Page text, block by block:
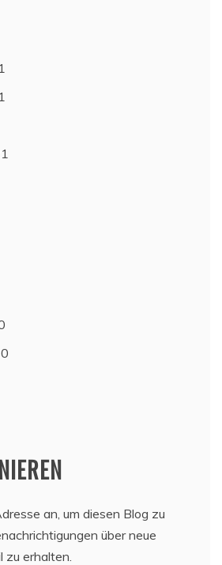
an, um diesen Blog zu
über neue
erhalten.